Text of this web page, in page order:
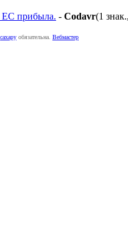
ЕС прибыла. - Codavr(1
caxapу обязательна. Вебмастер